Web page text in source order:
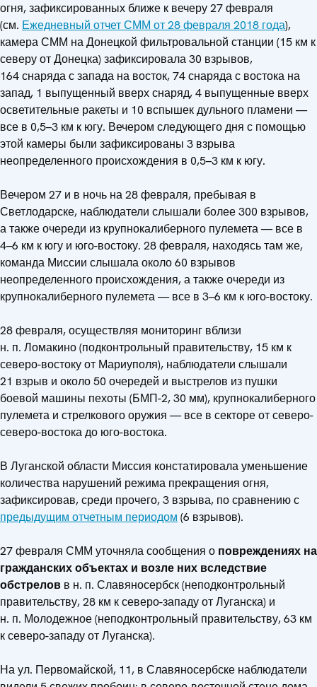
огня, зафиксированных ближе к вечеру 27 февраля
(см. Ежедневный отчет СММ от 28 февраля 2018 года),
камера СММ на Донецкой фильтровальной станции (15 км к
северу от Донецка) зафиксировала 30 взрывов,
164 снаряда с запада на восток, 74 снаряда с востока на
запад, 1 выпущенный вверх снаряд, 4 выпущенные вверх
осветительные ракеты и 10 вспышек дульного пламени —
все в 0,5–3 км к югу. Вечером следующего дня с помощью
этой камеры были зафиксированы 3 взрыва
неопределенного происхождения в 0,5–3 км к югу.
Вечером 27 и в ночь на 28 февраля, пребывая в
Светлодарске, наблюдатели слышали более 300 взрывов,
а также очереди из крупнокалиберного пулемета — все в
4–6 км к югу и юго-востоку. 28 февраля, находясь там же,
команда Миссии слышала около 60 взрывов
неопределенного происхождения, а также очереди из
крупнокалиберного пулемета — все в 3–6 км к юго-востоку.
28 февраля, осуществляя мониторинг вблизи
н. п. Ломакино (подконтрольный правительству, 15 км к
северо-востоку от Мариуполя), наблюдатели слышали
21 взрыв и около 50 очередей и выстрелов из пушки
боевой машины пехоты (БМП-2, 30 мм), крупнокалиберного
пулемета и стрелкового оружия — все в секторе от северо-
северо-востока до юго-востока.
В Луганской области Миссия констатировала уменьшение
количества нарушений режима прекращения огня,
зафиксировав, среди прочего, 3 взрыва, по сравнению с
предыдущим отчетным периодом (6 взрывов).
27 февраля СММ уточняла сообщения о повреждениях на
гражданских объектах и возле них вследствие
обстрелов в н. п. Славяносербск (неподконтрольный
правительству, 28 км к северо-западу от Луганска) и
н. п. Молодежное (неподконтрольный правительству, 63 км
к северо-западу от Луганска).
На ул. Первомайской, 11, в Славяносербске наблюдатели